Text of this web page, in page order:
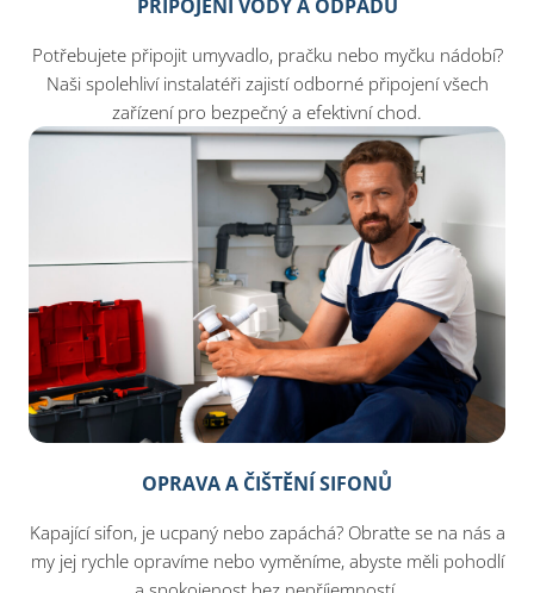
PŘIPOJENÍ VODY A ODPADŮ
Potřebujete připojit umyvadlo, pračku nebo myčku nádobí?
Naši spolehliví instalatéři zajistí odborné připojení všech
zařízení pro bezpečný a efektivní chod.
OPRAVA A ČIŠTĚNÍ SIFONŮ
Kapající sifon, je ucpaný nebo zapáchá? Obraťte se na nás a
my jej rychle opravíme nebo vyměníme, abyste měli pohodlí